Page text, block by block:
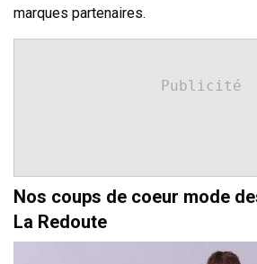
marques partenaires.
Publicité
Nos coups de coeur mode
La Redoute